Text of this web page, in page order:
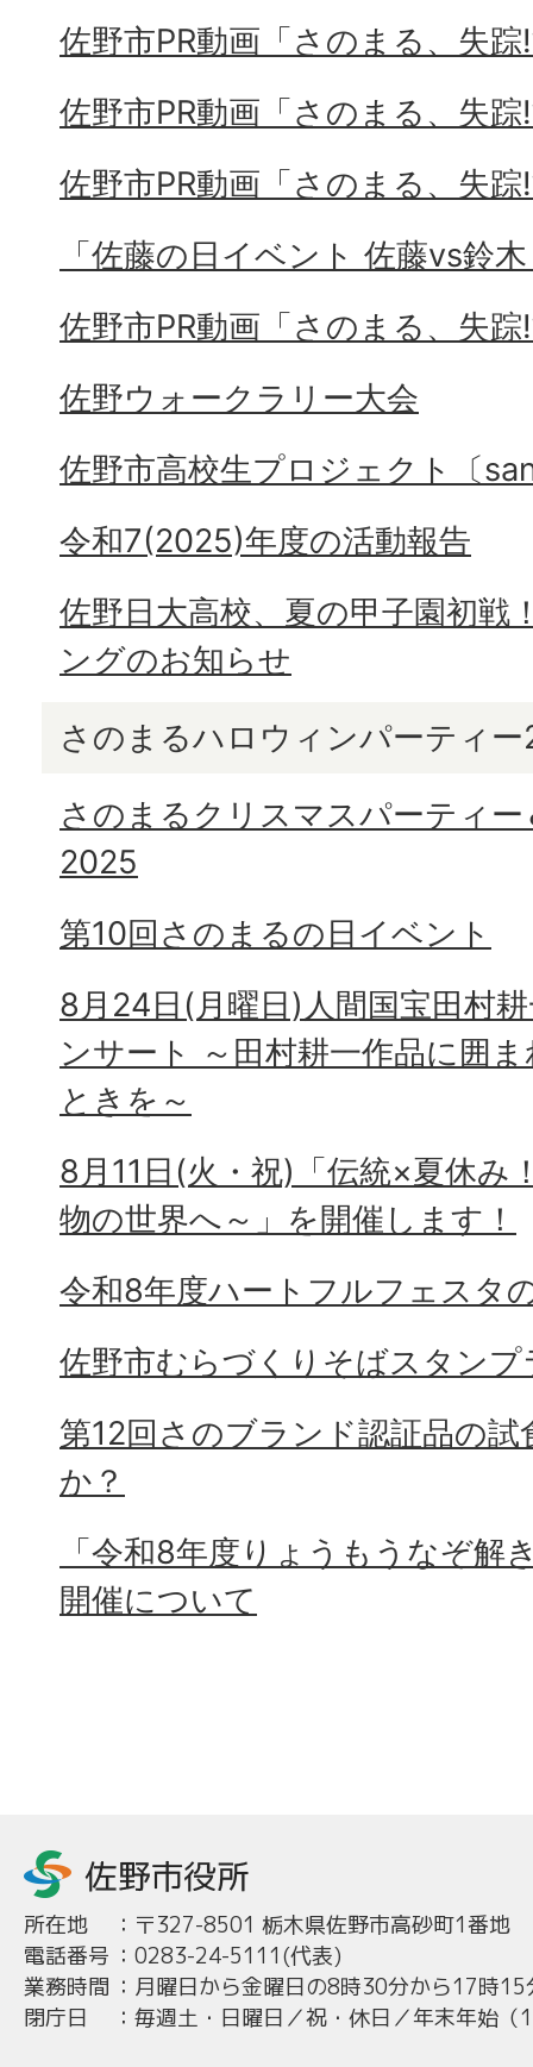
佐野市PR動画「さのまる、失
佐野市PR動画「さのまる、失
佐野市PR動画「さのまる、失
「佐藤の日イベント 佐藤vs鈴
佐野市PR動画「さのまる、失
佐野ウォークラリー大会
佐野市高校生プロジェクト〔
令和7(2025)年度の活動報告
佐野日大高校、夏の甲子園初戦
ングのお知らせ
さのまるハロウィンパーティ
さのまるクリスマスパーティ
2025
第10回さのまるの日イベント
8月24日(月曜日)人間国宝田村
ンサート ～田村耕一作品に囲
ときを～
8月11日(火・祝)「伝統×夏休み
物の世界へ～」を開催します！
令和8年度ハートフルフェスタ
佐野市むらづくりそばスタンプ
第12回さのブランド認証品の
か？
「令和8年度りょうもうなぞ解
開催について
所在地 ： 〒327-8501 栃木県佐野市高砂町1番地
電話番号 ： 0283-24-5111(代表)
業務時間 ： 月曜日から金曜日の8時30分から17時15
閉庁日
： 毎週土・日曜日／祝・休日／年末年始